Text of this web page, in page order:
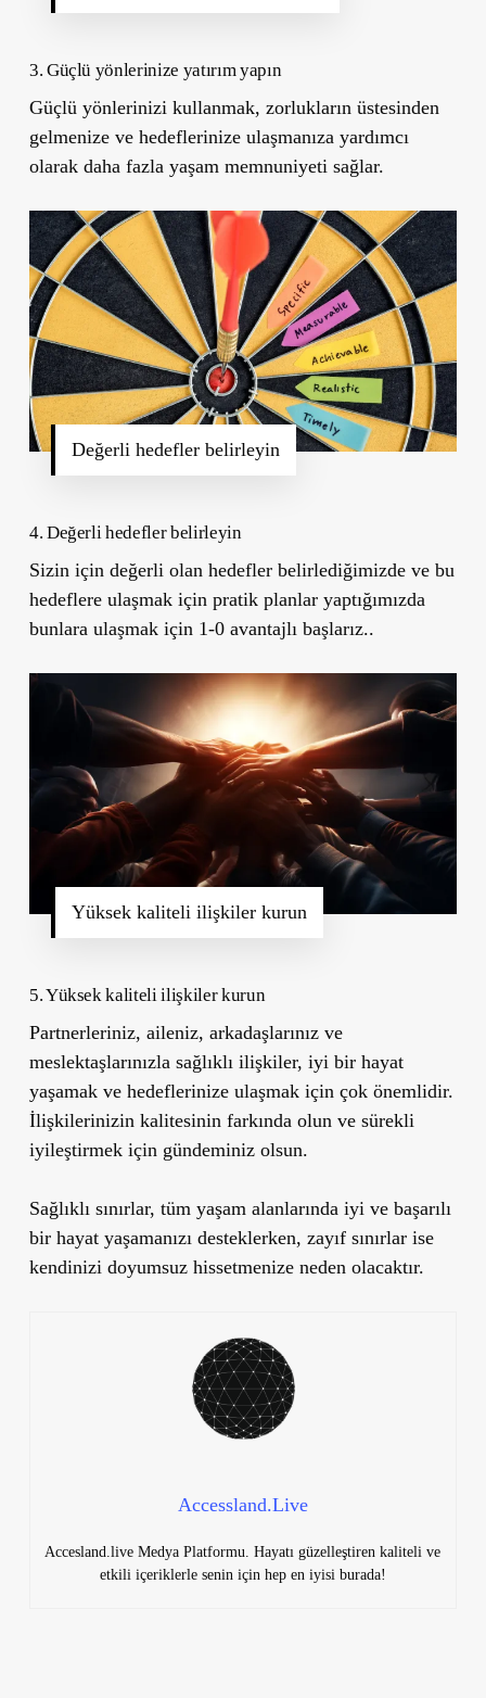
3. Güçlü yönlerinize yatırım yapın
Güçlü yönlerinizi kullanmak, zorlukların üstesinden
gelmenize ve hedeflerinize ulaşmanıza yardımcı
olarak daha fazla yaşam memnuniyeti sağlar.
Değerli hedefler belirleyin
4. Değerli hedefler belirleyin
Sizin için değerli olan hedefler belirlediğimizde ve bu
hedeflere ulaşmak için pratik planlar yaptığımızda
bunlara ulaşmak için 1-0 avantajlı başlarız..
Yüksek kaliteli ilişkiler kurun
5. Yüksek kaliteli ilişkiler kurun
Partnerleriniz, aileniz, arkadaşlarınız ve
meslektaşlarınızla sağlıklı ilişkiler, iyi bir hayat
yaşamak ve hedeflerinize ulaşmak için çok önemlidir.
İlişkilerinizin kalitesinin farkında olun ve sürekli
iyileştirmek için gündeminiz olsun.
Sağlıklı sınırlar, tüm yaşam alanlarında iyi ve başarılı
bir hayat yaşamanızı desteklerken, zayıf sınırlar ise
kendinizi doyumsuz hissetmenize neden olacaktır.
Accessland.Live
Accesland.live Medya Platformu. Hayatı güzelleştiren kaliteli ve
etkili içeriklerle senin için hep en iyisi burada!